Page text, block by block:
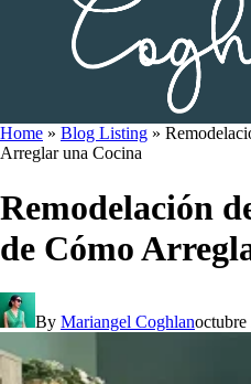
Home » Blog Listing »
Arreglar una Cocina
Remodelación
de Cómo
By Mariangel Coghlan